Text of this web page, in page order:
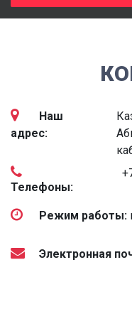
Наш
адрес:
Телефоны:
Режим работы:
Электронная